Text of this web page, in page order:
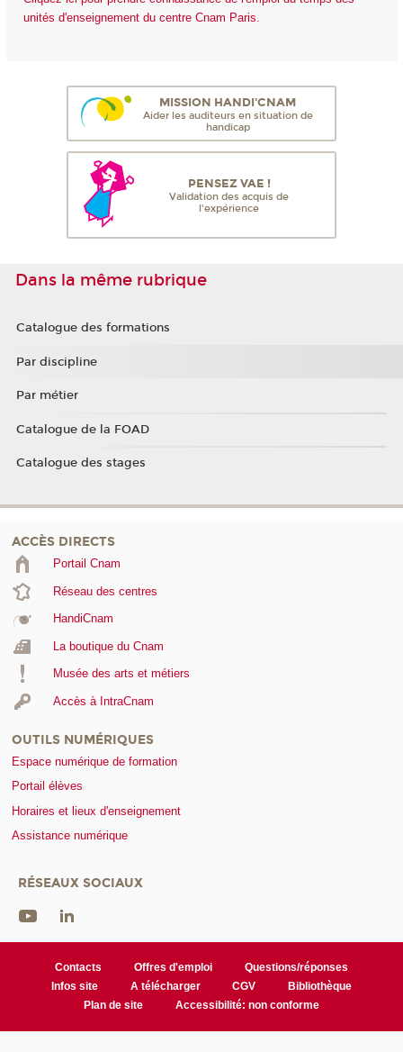
unités d'enseignement du centre Cnam Paris.
MISSION HANDI'CNAM
Aider les auditeurs en situation de
handicap
PENSEZ VAE !
Validation des acquis de
l'expérience
Dans la même rubrique
Catalogue des formations
Par discipline
Par métier
Catalogue de la FOAD
Catalogue des stages
ACCÈS DIRECTS
Portail Cnam
Réseau des centres
HandiCnam
La boutique du Cnam
Musée des arts et métiers
Accès à IntraCnam
OUTILS NUMÉRIQUES
Espace numérique de formation
Portail élèves
Horaires et lieux d'enseignement
Assistance numérique
RÉSEAUX SOCIAUX
Contacts Offres d'emploi
Questions/réponses
Infos site
A télécharger CGV
Bibliothèque
Plan de site
Accessibilité: non conforme